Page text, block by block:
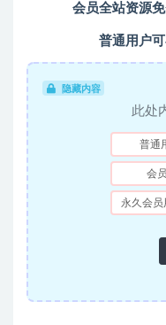
会员全站资源
普通用户
隐藏内容
此处
普通
会
永久会员